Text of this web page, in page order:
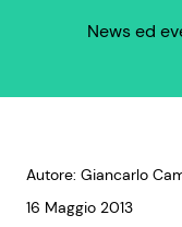
News ed
Autore: Giancarlo
16 Maggio 2013